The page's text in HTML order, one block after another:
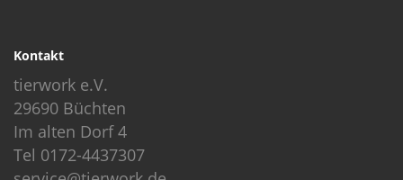
Kontakt
tierwork e.V.
29690 Büchten
Im alten Dorf 4
Tel 0172-4437307